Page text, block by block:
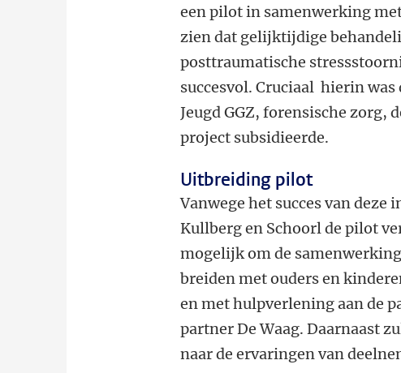
een pilot in samenwerking
zien dat gelijktijdige
posttraumatische
succesvol. Cruciaal hierin was
Jeugd GGZ, forensische zorg,
project subsidieerde.
Uitbreiding pilot
Vanwege het succes van
Kullberg en Schoorl de pilot
mogelijk om de
breiden met ouders en
en met hulpverlening aan de
partner De Waag. Daarnaast
naar de ervaringen van